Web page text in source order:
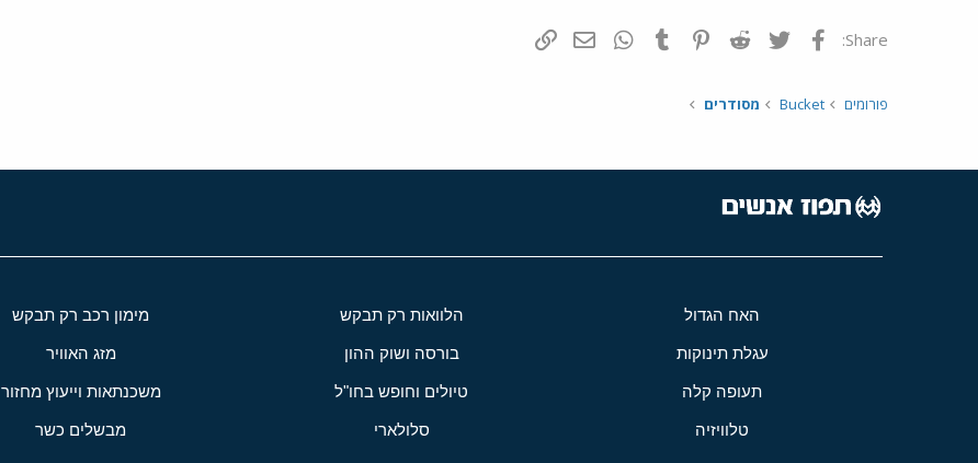
Share: פייסבוק Twitter
Reddit
Pinterest
Tumblr
WhatsAppדואר אלקטרוני
פורומים Bucket מסודרים
האח הגדול הלוואות רק תבקש מימון רכב רק תבקש
עגלת תינוקות בורסה ושוק ההון מזג האוויר
תעופה קלה טיולים וחופש בחו"ל משכנתאות וייעוץ מחזור
טלוויזיה סלולארי מבשלים כשר